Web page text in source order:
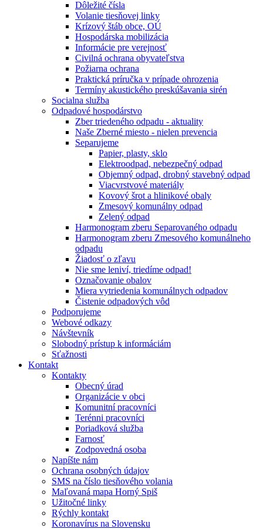
Dôležité čísla
Volanie tiesňovej linky
Krízový štáb obce, OÚ
Hospodárska mobilizácia
Informácie pre verejnosť
Civilná ochrana obyvateľstva
Požiarna ochrana
Praktická príručka v prípade ohrozenia
Termíny akustického preskúšavania sirén
Socialna služba
Odpadové hospodárstvo
Zber triedeného odpadu - aktuality
Naše Zberné miesto - nielen prevencia
Separujeme
Papier, plasty, sklo
Elektroodpad, nebezpečný odpad
Objemný odpad, drobný stavebný odpad
Viacvrstvové materiály
Kovový šrot a hlinikové obaly
Zmesový komunálny odpad
Zelený odpad
Harmonogram zberu Separovaného odpadu
Harmonogram zberu Zmesového komunálneho
odpadu
Žiadosť o zľavu
Nie sme leniví, triedíme odpad!
Označovanie obalov
Miera vytriedenia komunálnych odpadov
Čistenie odpadových vôd
Podporujeme
Webové odkazy
Návštevník
Slobodný prístup k informáciám
Sťažnosti
Kontakt
Kontakty
Obecný úrad
Organizácie v obci
Komunitní pracovníci
Terénni pracovníci
Poriadková služba
Farnosť
Zodpovedná osoba
Napíšte nám
Ochrana osobných údajov
SMS na číslo tiesňového volania
Maľovaná mapa Horný Spiš
Užitočné linky
Rýchly kontakt
Koronavírus na Slovensku